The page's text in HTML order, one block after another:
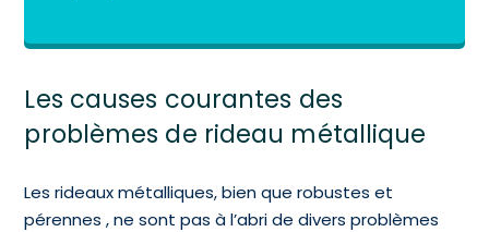
Les causes courantes des
problèmes de rideau métallique
Les rideaux métalliques, bien que robustes et
pérennes , ne sont pas à l’abri de divers problèmes